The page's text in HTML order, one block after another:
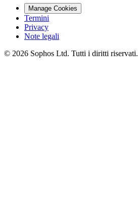
Manage Cookies
Termini
Privacy
Note legali
© 2026 Sophos Ltd. Tutti i diritti riservati.